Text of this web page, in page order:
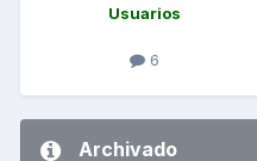
Usuarios
6
Archivado